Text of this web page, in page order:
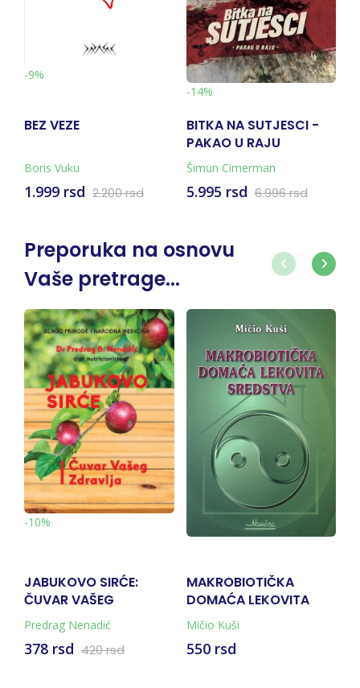
-9%
BEZ VEZE
Boris Vuku
1.999 rsd 2.200 rsd
-14%
BITKA NA SUTJESCI -
PAKAO U RAJU
(KNJIGA + KARTA)
Šimun Cimerman
5.995 rsd 6.996 rsd
Preporuka na osnovu
Vaše pretrage...
-10%
JABUKOVO SIRĆE:
ČUVAR VAŠEG
ZDRAVLJA
Predrag Nenadić
378 rsd 420 rsd
MAKROBIOTIČKA
DOMAĆA LEKOVITA
SREDSTVA
Mičio Kuši
550 rsd